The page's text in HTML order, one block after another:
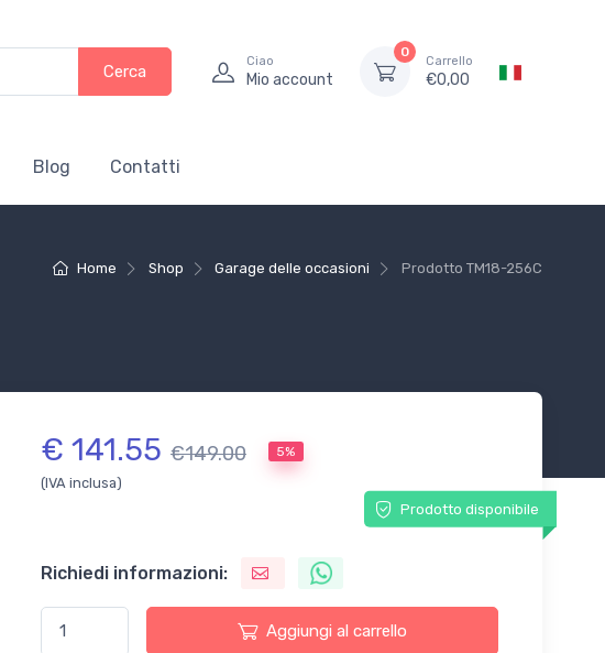
Cerca
Ciao
Mio account
0
Carrello
€0,00
Blog Contatti
Home Shop Garage delle occasioni Prodotto TM18-256C
€ 141.55 €149.00 5%
(IVA inclusa)
Prodotto disponibile
Richiedi informazioni:
Aggiungi al carrello